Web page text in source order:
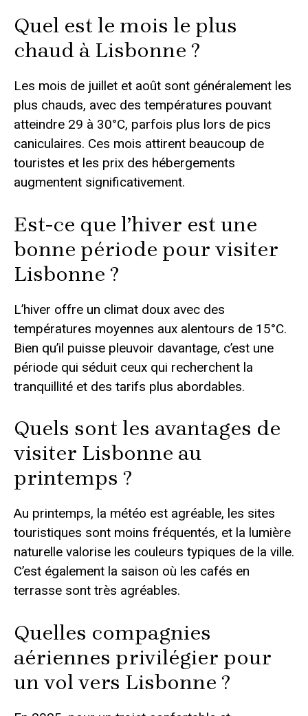
Quel est le mois le plus
chaud à Lisbonne ?
Les mois de juillet et août sont généralement les
plus chauds, avec des températures pouvant
atteindre 29 à 30°C, parfois plus lors de pics
caniculaires. Ces mois attirent beaucoup de
touristes et les prix des hébergements
augmentent significativement.
Est-ce que l’hiver est une
bonne période pour visiter
Lisbonne ?
L’hiver offre un climat doux avec des
températures moyennes aux alentours de 15°C.
Bien qu’il puisse pleuvoir davantage, c’est une
période qui séduit ceux qui recherchent la
tranquillité et des tarifs plus abordables.
Quels sont les avantages de
visiter Lisbonne au
printemps ?
Au printemps, la météo est agréable, les sites
touristiques sont moins fréquentés, et la lumière
naturelle valorise les couleurs typiques de la ville.
C’est également la saison où les cafés en
terrasse sont très agréables.
Quelles compagnies
aériennes privilégier pour
un vol vers Lisbonne ?